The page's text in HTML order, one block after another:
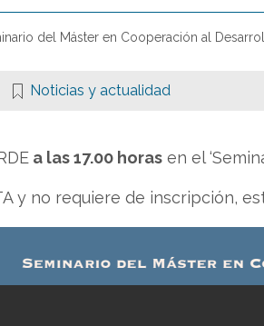
del Máster en Cooperación al
Noticias y actualidad
a las 17.00 horas en el
y no requiere de inscripción,